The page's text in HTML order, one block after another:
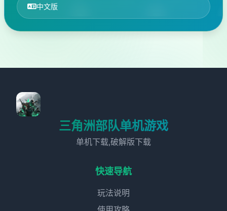
中文版
三角洲部队单机游戏
单机下载,破解版下载
快速导航
玩法说明